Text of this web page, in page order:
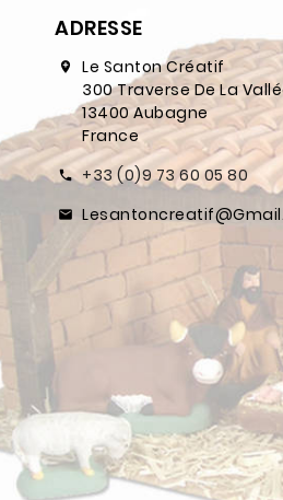
ADRESSE
Le Santon Créatif
300 Traverse De La
13400 Aubagne
France
+33 (0)9 73 60 05 80